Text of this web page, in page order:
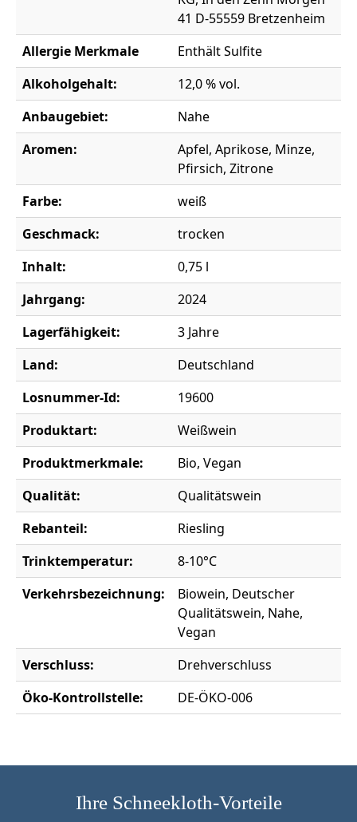
41 D-55559 Bretzenheim
Allergie Merkmale
Enthält Sulfite
Alkoholgehalt:
12,0 % vol.
Anbaugebiet:
Nahe
Aromen:
Apfel, Aprikose, Minze,
Pfirsich, Zitrone
Farbe:
weiß
Geschmack:
trocken
Inhalt:
0,75 l
Jahrgang:
2024
Lagerfähigkeit:
3 Jahre
Land:
Deutschland
Losnummer-Id:
19600
Produktart:
Weißwein
Produktmerkmale:
Bio, Vegan
Qualität:
Qualitätswein
Rebanteil:
Riesling
Trinktemperatur:
8-10°C
Verkehrsbezeichnung:
Biowein, Deutscher
Qualitätswein, Nahe,
Vegan
Verschluss:
Drehverschluss
Öko-Kontrollstelle:
DE-ÖKO-006
Ihre Schneekloth-Vorteile